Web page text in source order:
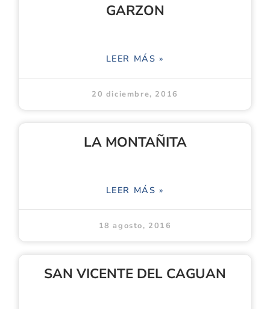
GARZON
LEER MÁS »
20 diciembre, 2016
LA MONTAÑITA
LEER MÁS »
18 agosto, 2016
SAN VICENTE DEL CAGUAN